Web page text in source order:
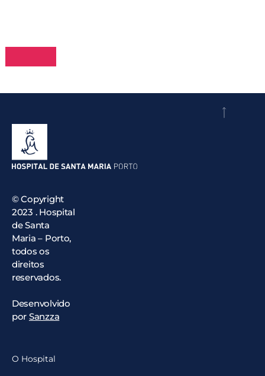
© Copyright
2023 . Hospital
de Santa
Maria – Porto,
todos os
direitos
reservados.
Desenvolvido
por Sanzza
O Hospital